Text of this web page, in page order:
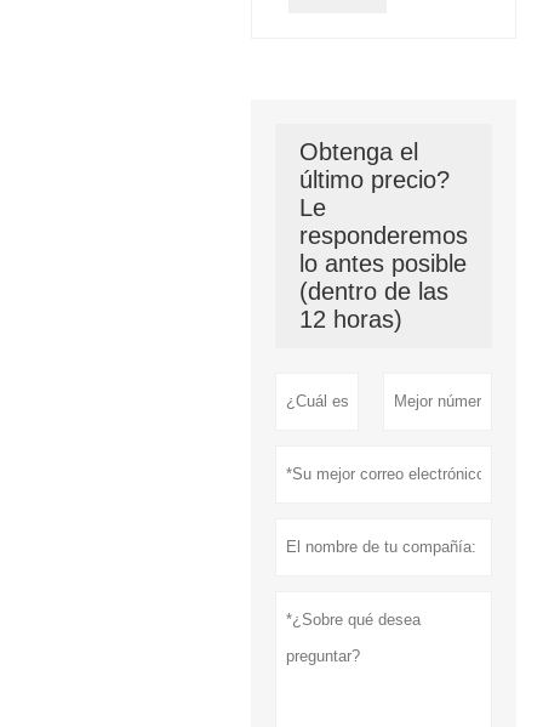
Obtenga el
último precio?
Le
responderemos
lo antes posible
(dentro de las
12 horas)